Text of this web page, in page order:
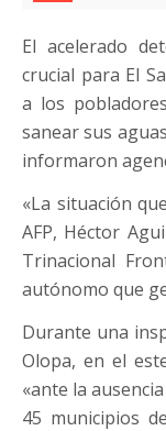
El acelerado
crucial para El
a los
sanear sus
informaron
«La situación
AFP, Héctor
Trinacional
autónomo que
Durante una
Olopa, en el
«ante la
45 municipios